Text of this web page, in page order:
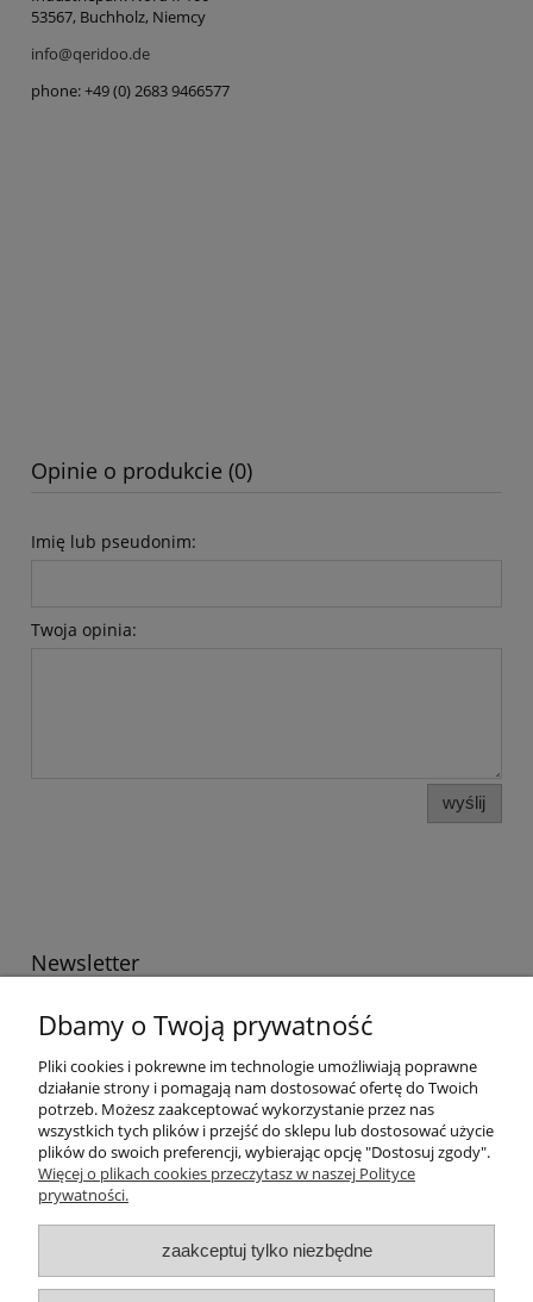
53567, Buchholz, Niemcy
info@qeridoo.de
phone: +49 (0) 2683 9466577
Opinie o produkcie (0)
Imię lub pseudonim:
Twoja opinia:
wyślij
Newsletter
informacje o nowościach i promocjach.
Twoje dane będą przetwarzane zgodnie z nasząpolityką
prywatności
Informacje ogólne
Zakupy
Dbamy o Twoją prywatność
Pliki cookies i pokrewne im technologie umożliwiają poprawne
działanie strony i pomagają nam dostosować ofertę do Twoich
potrzeb. Możesz zaakceptować wykorzystanie przez nas
wszystkich tych plików i przejść do sklepu lub dostosować użycie
plików do swoich preferencji, wybierając opcję "Dostosuj zgody".
Więcej o plikach cookies przeczytasz w naszej Polityce
prywatności.
zaakceptuj tylko niezbędne